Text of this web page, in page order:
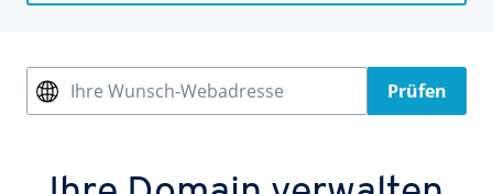
Ihre Wunsch-Webadresse Prüfen